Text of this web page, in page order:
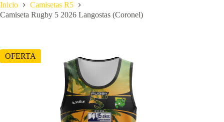
Inicio
Camisetas R5
Camiseta Rugby 5 2026 Langostas (Coronel)
OFERTA